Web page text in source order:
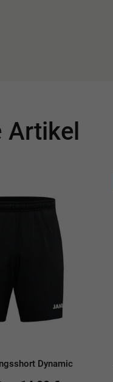
Artikel
Dynamic